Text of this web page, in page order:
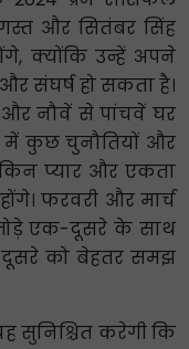
और सितंबर सिंह
क्योंकि उन्हें अपने
संघर्ष हो सकता है।
नौवें से पांचवें घर
में कुछ चुनौतियों और
प्यार और एकता
फरवरी और मार्च
एक-दूसरे के साथ
दूसरे को बेहतर समझ
सुनिश्चित करेगी कि